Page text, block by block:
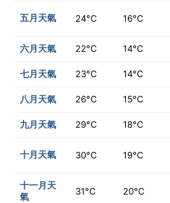
五月天氣 24°C 16°C
六月天氣 22°C 14°C
七月天氣 23°C 14°C
八月天氣 26°C 15°C
九月天氣 29°C 18°C
十月天氣 30°C 19°C
十一月天
氣
31°C 20°C